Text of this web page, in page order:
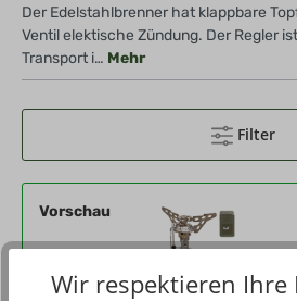
Der Edelstahlbrenner hat klappbare
Ventil elektische Zündung. Der Regler
Transport i… Mehr
Filter
Vorschau
Wir respektieren Ihre